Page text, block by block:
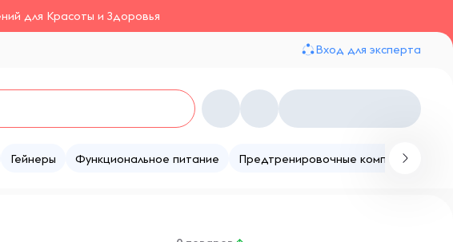
для Красоты и Здоровья
Вход для эксперта
Гейнеры Функциональное питание Предтренировочные комплексы